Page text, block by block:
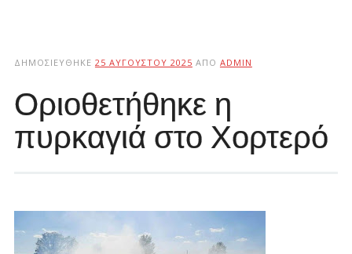
ΔΗΜΟΣΙΕΎΘΗΚΕ 25 ΑΥΓΟΎΣΤΟΥ 2025 ΑΠΌ ADMIN
Οριοθετήθηκε η
πυρκαγιά στο Χορτερό